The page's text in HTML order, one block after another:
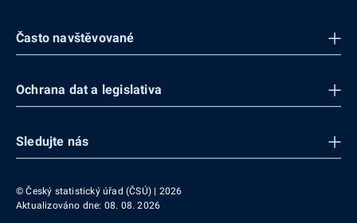
Často navštěvované
Ochrana dat a legislativa
Sledujte nás
© Český statistický úřad (ČSÚ) | 2026
Aktualizováno dne: 08. 08. 2026